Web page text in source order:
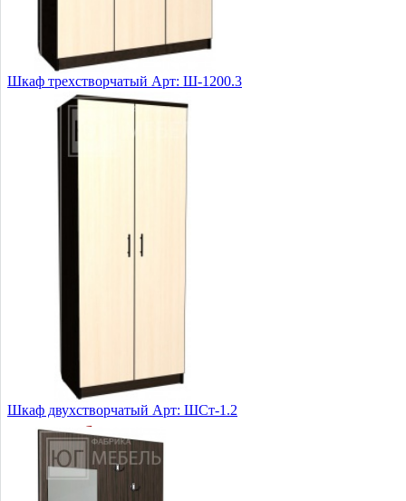
Шкаф трехстворчатый Арт: Ш-1200.3
7 520 руб.
Шкаф двухстворчатый Арт: ШСт-1.2
5 575 руб.
Купить